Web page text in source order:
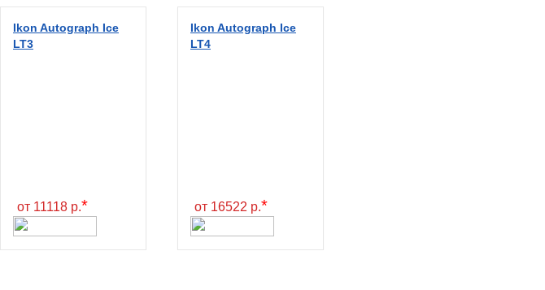
Ikon Autograph Ice
LT3
от 11118 р.*
Ikon Autograph Ice
LT4
от 16522 р.*